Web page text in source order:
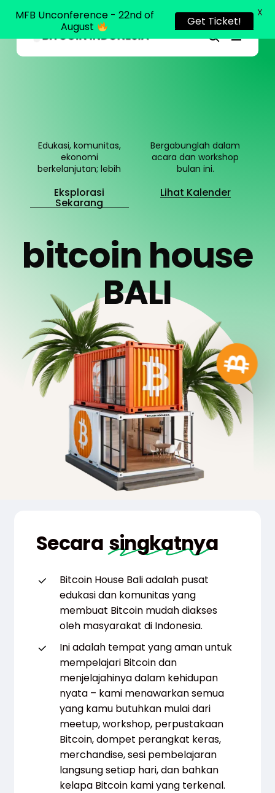
search
Menu
Edukasi, komunitas,
ekonomi
berkelanjutan; lebih
Eksplorasi
Sekarang
Bergabunglah dalam
acara dan workshop
bulan ini.
Lihat Kalender
bitcoin house
BALI
Secara singkatnya
Bitcoin House Bali adalah pusat
edukasi dan komunitas yang
membuat Bitcoin mudah diakses
oleh masyarakat di Indonesia.
Ini adalah tempat yang aman untuk
mempelajari Bitcoin dan
menjelajahinya dalam kehidupan
nyata – kami menawarkan semua
yang kamu butuhkan mulai dari
meetup, workshop, perpustakaan
Bitcoin, dompet perangkat keras,
merchandise, sesi pembelajaran
langsung setiap hari, dan bahkan
kelapa Bitcoin kami yang terkenal.
Close
Menu
MFB Unconference - 22nd of
August
Get Ticket!
X